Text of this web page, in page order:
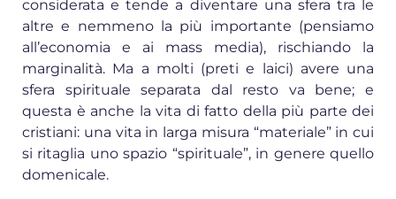
considerata e tende a diventare una sfera tra le
altre e nemmeno la più importante (pensiamo
all’economia e ai mass media), rischiando la
marginalità. Ma a molti (preti e laici) avere una
sfera spirituale separata dal resto va bene; e
questa è anche la vita di fatto della più parte dei
cristiani: una vita in larga misura “materiale” in cui
si ritaglia uno spazio “spirituale”, in genere quello
domenicale.